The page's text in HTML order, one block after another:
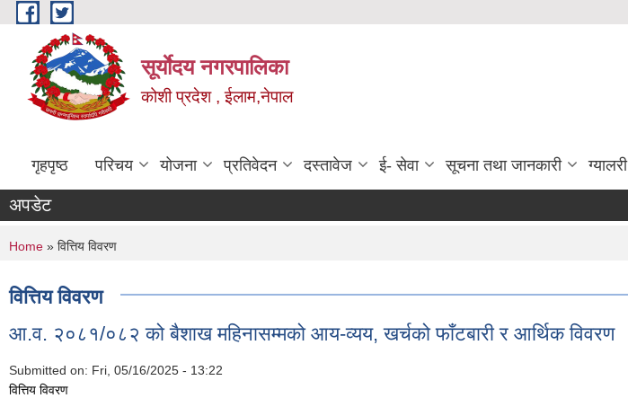
Skip to main content
सूर्याेदय नगरपालिका
कोशी प्रदेश , ईलाम,नेपाल
गृहपृष्ठ परिचय योजना प्रतिवेदन दस्तावेज ई- सेवा सूचना तथा जानकारी ग्यालरी
अपडेट
You are here
Home » वित्तिय विवरण
वित्तिय विवरण
आ.व. २०८१/०८२ को बैशाख महिनासम्मको आय-व्यय, खर्चको फाँटबारी र आर्थिक विवरण
Submitted on: Fri, 05/16/2025 - 13:22
वित्तिय विवरण